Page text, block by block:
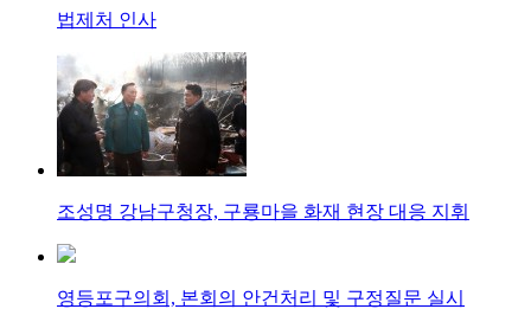
법제처 인사
조성명 강남구청장, 구룡마을 화재 현장 대응 지휘
영등포구의회, 본회의 안건처리 및 구정질문 실시